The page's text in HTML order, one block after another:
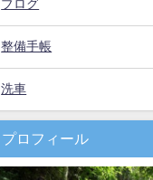
ブログ
整備手帳
洗車
プロフィール